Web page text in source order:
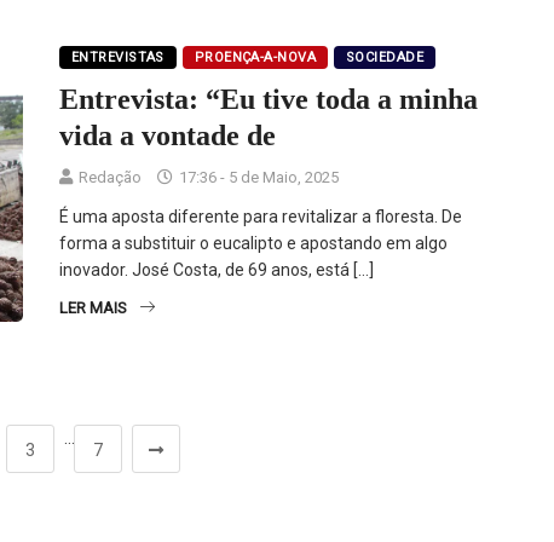
ENTREVISTAS PROENÇA-A-NOVA SOCIEDADE
Entrevista: “Eu tive toda a minha
vida a vontade de
Redação 17:36 - 5 de Maio, 2025
É uma aposta diferente para revitalizar a floresta. De
forma a substituir o eucalipto e apostando em algo
inovador. José Costa, de 69 anos, está […]
LER MAIS
3 7